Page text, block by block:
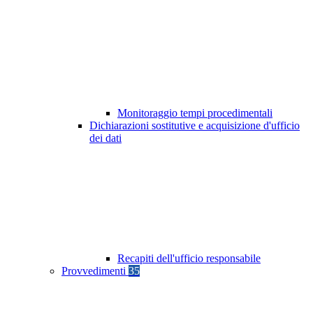
Monitoraggio tempi procedimentali
Dichiarazioni sostitutive e acquisizione d'ufficio
dei dati
Recapiti dell'ufficio responsabile
Provvedimenti 35